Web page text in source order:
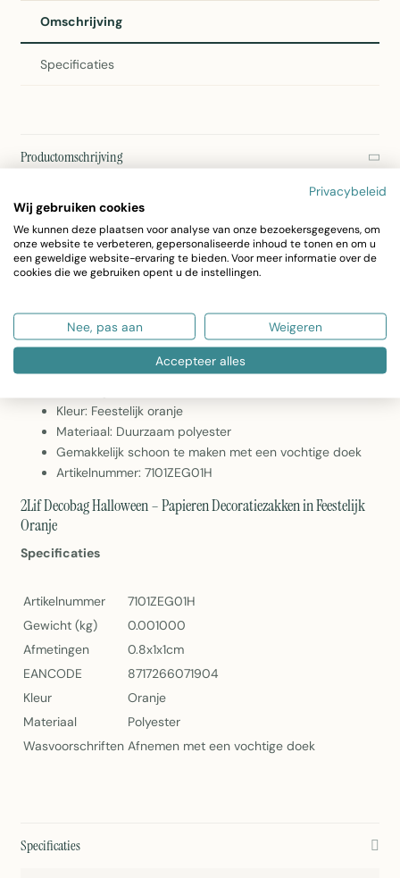
Omschrijving
Specificaties
Productomschrijving
Maak je Halloween-feest compleet met deze vrolijke papieren
decoratiezakken van 2Lif. In het klassieke feestelijke oranje zijn
deze zakken ideaal voor het verpakken van snoep, traktaties
voldoende ruimte voor grote porties.
Inhoud: 10 verpakkingen à 10 stuks (totaal 100 zakken)
Kleur: Feestelijk oranje
Materiaal: Duurzaam polyester
Gemakkelijk schoon te maken met een vochtige doek
Artikelnummer: 7101ZEG01H
2Lif Decobag Halloween – Papieren Decoratiezakken in Feestelijk
Oranje
Specificaties
Artikelnummer
7101ZEG01H
Gewicht (kg)
0.001000
Afmetingen
0.8x1x1cm
EANCODE
8717266071904
Kleur
Oranje
Materiaal
Polyester
Wasvoorschriften Afnemen met een vochtige doek
Specificaties
Privacybeleid
Wij gebruiken cookies
We kunnen deze plaatsen voor analyse van onze bezoekersgegevens, om
onze website te verbeteren, gepersonaliseerde inhoud te tonen en om u
een geweldige website-ervaring te bieden. Voor meer informatie over de
cookies die we gebruiken opent u de instellingen.
Nee, pas aan Weigeren
Accepteer alles